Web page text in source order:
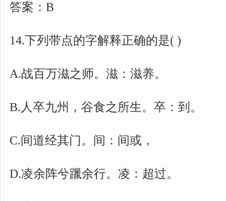
答案：B
14.下列带点的字解释正确的是( )
A.战百万滋之师。滋：滋养。
B.人卒九州，谷食之所生。卒：到。
C.间道经其门。间：间或，
D.凌余阵兮躐余行。凌：超过。